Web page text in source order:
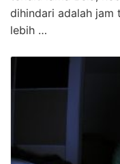
dihindari adalah
lebih …